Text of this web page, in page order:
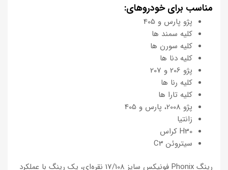
مناسب برای خودروهای:
پژو پارس و 405
کلیه سمند ها
کلیه سورن ها
کلیه دنا ها
پژو 206 و 207
کلیه رنا ها
کلیه تارا ها
پژو 2008، پارس و 405
زانتیا
H30 کراس
سیتروئن C3
رینگ Phonix فونیکس سایز 17/108 نقره‌ای، یک رینگ با عملکرد